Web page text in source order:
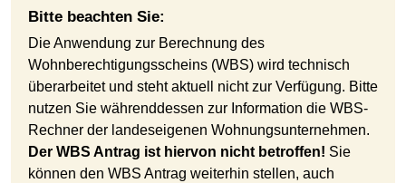
Bitte beachten Sie:
Die Anwendung zur Berechnung des
Wohnberechtigungsscheins (WBS) wird technisch
überarbeitet und steht aktuell nicht zur Verfügung. Bitte
nutzen Sie währenddessen zur Information die WBS-
Rechner der landeseigenen Wohnungsunternehmen.
Der WBS Antrag ist hiervon nicht betroffen! Sie
können den WBS Antrag weiterhin stellen, auch